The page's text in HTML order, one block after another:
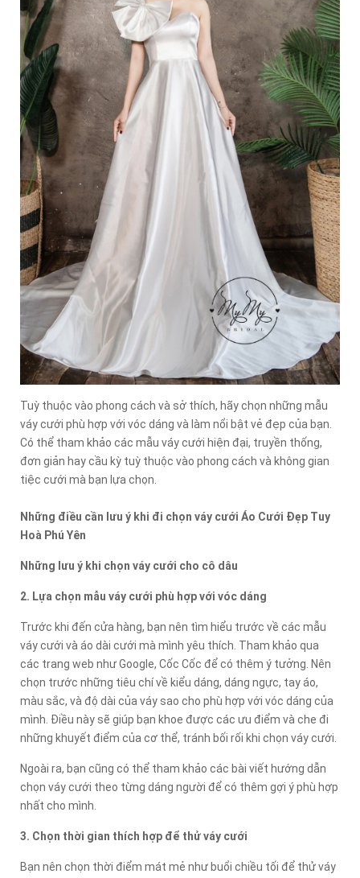
Tuỳ thuộc vào phong cách và sở thích, hãy chọn những mẫu
váy cưới phù hợp với vóc dáng và làm nổi bật vẻ đẹp của bạn.
Có thể tham khảo các mẫu váy cưới hiện đại, truyền thống,
đơn giản hay cầu kỳ tuỳ thuộc vào phong cách và không gian
tiệc cưới mà bạn lựa chọn.
Những điều cần lưu ý khi đi chọn váy cưới Áo Cưới Đẹp Tuy
Hoà Phú Yên
Những lưu ý khi chọn váy cưới cho cô dâu
2. Lựa chọn mẫu váy cưới phù hợp với vóc dáng
Trước khi đến cửa hàng, bạn nên tìm hiểu trước về các mẫu
váy cưới và áo dài cưới mà mình yêu thích. Tham khảo qua
các trang web như Google, Cốc Cốc để có thêm ý tưởng. Nên
chọn trước những tiêu chí về kiểu dáng, dáng ngực, tay áo,
màu sắc, và độ dài của váy sao cho phù hợp với vóc dáng của
mình. Điều này sẽ giúp bạn khoe được các ưu điểm và che đi
những khuyết điểm của cơ thể, tránh bối rối khi chọn váy cưới.
Ngoài ra, bạn cũng có thể tham khảo các bài viết hướng dẫn
chọn váy cưới theo từng dáng người để có thêm gợi ý phù hợp
nhất cho mình.
3. Chọn thời gian thích hợp để thử váy cưới
Bạn nên chọn thời điểm mát mẻ như buổi chiều tối để thử váy